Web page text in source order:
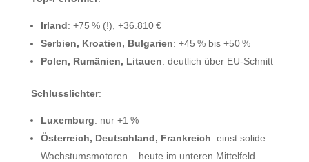
Irland: +75 % (!), +36.810 €
Serbien, Kroatien, Bulgarien: +45 % bis +50 %
Polen, Rumänien, Litauen: deutlich über EU-Schnitt
Schlusslichter:
Luxemburg: nur +1 %
Österreich, Deutschland, Frankreich: einst solide
Wachstumsmotoren – heute im unteren Mittelfeld